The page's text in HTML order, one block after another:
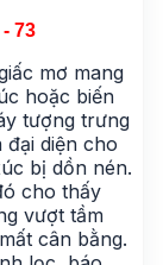
- 73
mơ mang
hoặc biến
tượng trưng
diện cho
bị dồn nén.
cho thấy
vượt tầm
cân bằng.